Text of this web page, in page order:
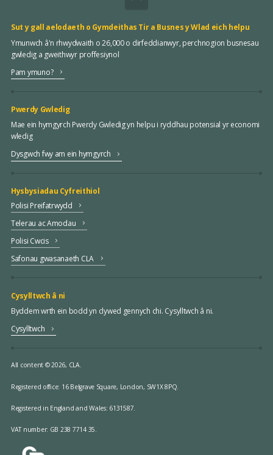
Sut y gall aelodaeth o Gymdeithas Tir a Busnes y Wlad eich helpu
Ymunwch â'n rhwydwaith o 26,000 o dirfeddianwyr, perchnogion busnesau
gwledig a gweithwyr proffesiynol
Pam ymuno?
Pwerdy Gwledig
Mae ein hymgyrch Pwerdy Gwledig yn helpu i ryddhau potensial yr economi
wledig
Dysgwch fwy am ein hymgyrch
Hysbysiadau Cyfreithiol
Polisi Preifatrwydd
Telerau ac Amodau
Polisi Cwcis
Safonau gwasanaeth CLA
Cysylltwch â ni
Byddem wrth ein bodd yn clywed gennych chi. Cysylltwch â ni.
Cysylltwch
All content © 2026, CLA.
Registered office: 16 Belgrave Square, London, SW1X 8PQ.
Registered in England and Wales: 6131587.
VAT number: GB 238 7714 35.